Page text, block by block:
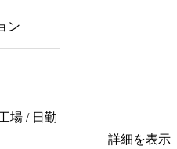
ン
場 / 日勤
詳細を表示